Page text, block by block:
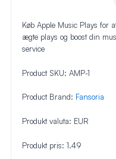
Køb Apple Music Plays for
ægte plays og boost din
service
Product SKU: AMP-1
Product Brand: Fansoria
Produkt valuta: EUR
Produkt pris: 1.49